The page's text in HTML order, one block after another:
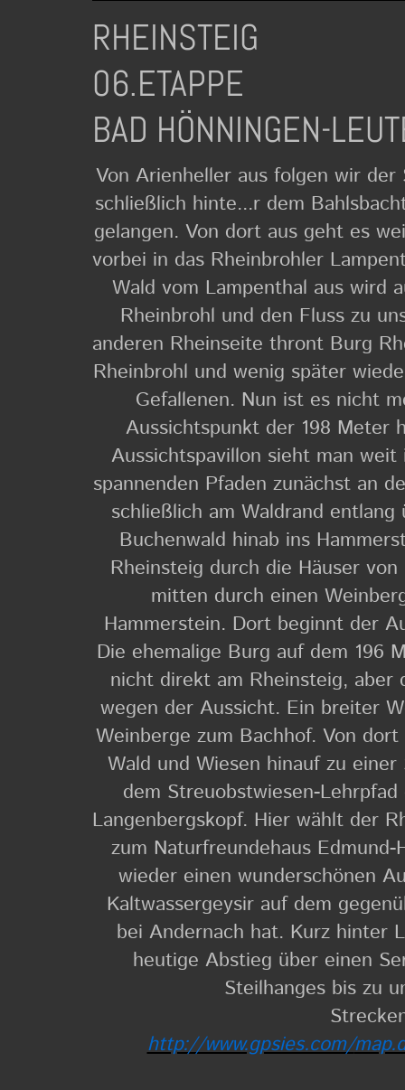
RHEINSTEIG
BAD HÖNNINGEN-
Von Arienheller aus folgen wir
schließlich hinte...r dem
gelangen. Von dort aus geht es
vorbei in das Rheinbrohler
Wald vom Lampenthal aus wird
Rheinbrohl und den Fluss zu
anderen Rheinseite thront Burg
Rheinbrohl und wenig später
Gefallenen. Nun ist es nicht
Aussichtspunkt der 198 Meter
Aussichtspavillon sieht man
spannenden Pfaden zunächst an
schließlich am Waldrand
Buchenwald hinab ins
Rheinsteig durch die Häuser
mitten durch einen
Hammerstein. Dort beginnt der
Die ehemalige Burg auf dem 196
nicht direkt am Rheinsteig,
wegen der Aussicht. Ein breiter
Weinberge zum Bachhof. Von
Wald und Wiesen hinauf zu
dem Streuobstwiesen-
Langenbergskopf. Hier wählt der
zum Naturfreundehaus
wieder einen wunderschönen
Kaltwassergeysir auf dem
bei Andernach hat. Kurz hinter
heutige Abstieg über einen
Steilhanges bis zu
http://www.gpsies.com/